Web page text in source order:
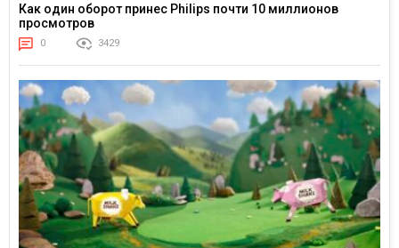
Как один оборот принес Philips почти 10 миллионов
просмотров
0 3429